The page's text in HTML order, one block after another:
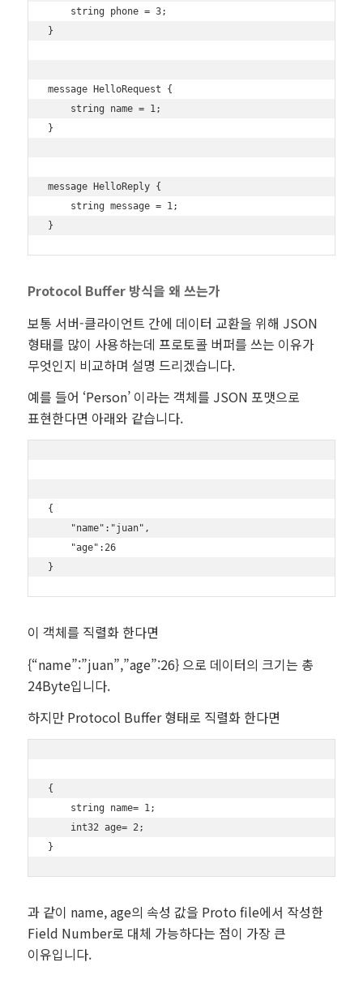
    string phone = 3;
}
message HelloRequest {
    string name = 1;
}
message HelloReply {
    string message = 1;
Protocol Buffer 방식을 왜 쓰는가
보통 서버-클라이언트 간에 데이터 교환을 위해 JSON
형태를 많이 사용하는데 프로토콜 버퍼를 쓰는 이유가
무엇인지 비교하며 설명 드리겠습니다.
예를 들어 ‘Person’ 이라는 객체를 JSON 포맷으로
표현한다면 아래와 같습니다.
{
    "name":"juan",
    "age":26
이 객체를 직렬화 한다면
{“name”:”juan”,”age”:26} 으로 데이터의 크기는 총
24Byte입니다.
하지만 Protocol Buffer 형태로 직렬화 한다면
{
    string name= 1;
    int32 age= 2;
과 같이 name, age의 속성 값을 Proto file에서 작성한
Field Number로 대체 가능하다는 점이 가장 큰
이유입니다.